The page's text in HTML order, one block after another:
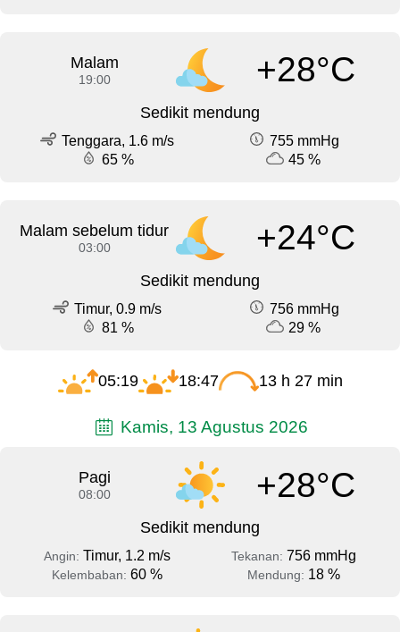
Malam
19:00 +28°C
Sedikit mendung
Tenggara, 1.6 m/s
755 mmHg
65 %
45 %
Malam sebelum tidur
03:00 +24°C
Sedikit mendung
Timur, 0.9 m/s
756 mmHg
81 %
29 %
05:19 18:47 13 h 27 min
Kamis, 13 Agustus 2026
Pagi
08:00 +28°C
Sedikit mendung
Angin: Timur, 1.2 m/s Tekanan: 756 mmHg
Kelembaban: 60 % Mendung: 18 %